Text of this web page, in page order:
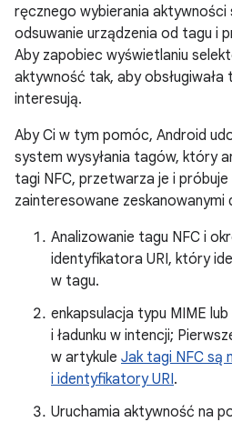
ręcznego wybierania aktywności
odsuwanie urządzenia od tagu i
Aby zapobiec wyświetlaniu
aktywność tak, aby
interesują.
Aby Ci w tym pomóc, Android
system wysyłania tagów, który
tagi NFC, przetwarza je i próbuje
zainteresowane zeskanowanymi
Analizowanie tagu NFC i
identyfikatora URI, który
w tagu.
enkapsulacja typu MIME
i ładunku w intencji;
w artykule Jak tagi NFC są
i identyfikatory URI.
Uruchamia aktywność na